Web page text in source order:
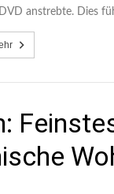
anstrebte. Dies